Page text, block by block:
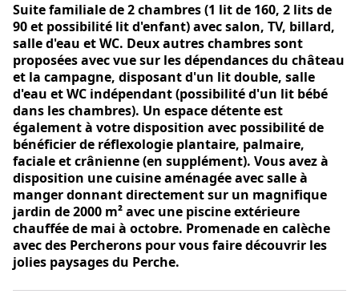
Suite familiale de 2 chambres (1 lit de 160, 2 lits de
90 et possibilité lit d'enfant) avec salon, TV, billard,
salle d'eau et WC. Deux autres chambres sont
proposées avec vue sur les dépendances du château
et la campagne, disposant d'un lit double, salle
d'eau et WC indépendant (possibilité d'un lit bébé
dans les chambres). Un espace détente est
également à votre disposition avec possibilité de
bénéficier de réflexologie plantaire, palmaire,
faciale et crânienne (en supplément). Vous avez à
disposition une cuisine aménagée avec salle à
manger donnant directement sur un magnifique
jardin de 2000 m² avec une piscine extérieure
chauffée de mai à octobre. Promenade en calèche
avec des Percherons pour vous faire découvrir les
jolies paysages du Perche.